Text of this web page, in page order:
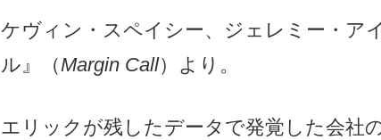
ケヴィン・スペイシー、ジェレミー・ア
ル』（Margin Call）より。
エリックが残したデータで発覚した会社